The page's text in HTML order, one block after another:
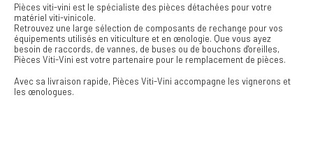
Pièces viti-vini est le spécialiste des pièces détachées pour votre
matériel viti-vinicole.
Retrouvez une large sélection de composants de rechange pour vos
équipements utilisés en viticulture et en œnologie. Que vous ayez
besoin de raccords, de vannes, de buses ou de bouchons d'oreilles,
Pièces Viti-Vini est votre partenaire pour le remplacement de pièces.
Avec sa livraison rapide, Pièces Viti-Vini accompagne les vignerons et
les œnologues.